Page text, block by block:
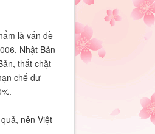
là vấn đề
Nhật Bản
thắt chặt
chế dư
nên Việt